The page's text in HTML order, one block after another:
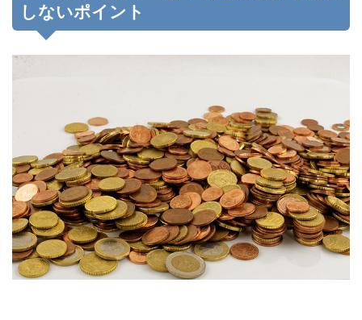
しないポイント